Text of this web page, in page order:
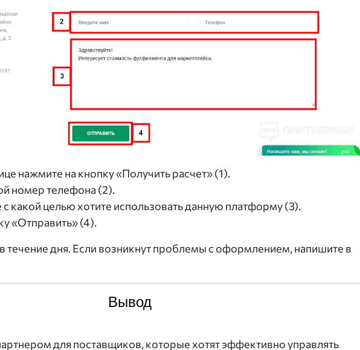
нажмите на кнопку «Получить расчет» (1).
номер телефона (2).
какой целью хотите использовать данную платформу (3).
«Отправить» (4).
течение дня. Если возникнут проблемы с оформлением, напишите в
Вывод
для поставщиков, которые хотят эффективно управлять